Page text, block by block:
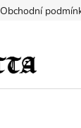
Obchodní